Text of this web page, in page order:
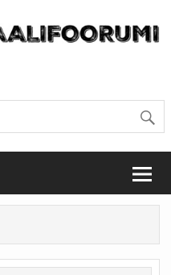
/ Suomen
Lähteellä, Helsingissä